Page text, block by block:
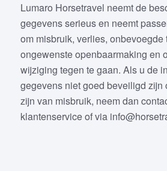
Lumaro Horsetravel neemt de
gegevens serieus en neemt
om misbruik, verlies, onbevoegde
ongewenste openbaarmaking en
wijziging tegen te gaan. Als u de
gegevens niet goed beveiligd zijn
zijn van misbruik, neem dan
klantenservice of via